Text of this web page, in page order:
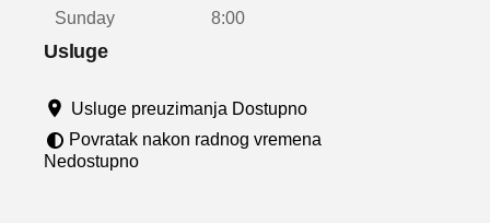
u
Sunday 8:00
Usluge
Usluge preuzimanja Dostupno
Povratak nakon radnog vremena
Nedostupno